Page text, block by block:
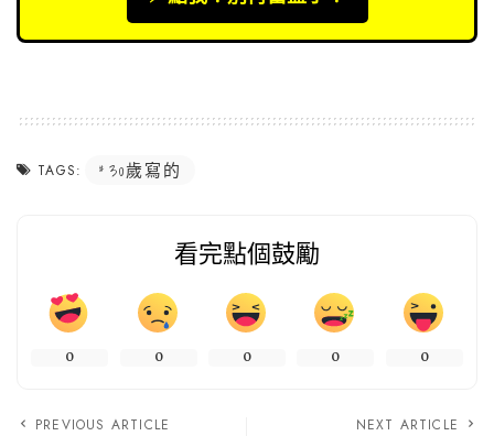
TAGS: 30歲寫的
看完點個鼓勵
0 0 0 0 0
PREVIOUS ARTICLE NEXT ARTICLE